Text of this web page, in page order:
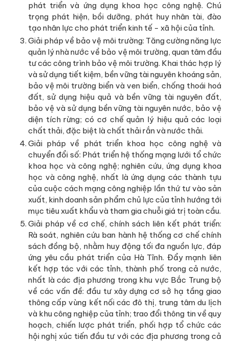
phát triển và ứng dụng khoa học công nghệ. Chú
trọng phát hiện, bồi dưỡng, phát huy nhân tài, đào
tạo nhân lực cho phát triển kinh tế - xã hội của tỉnh.
Giải pháp về bảo vệ môi trường: Tăng cường năng lực
quản lý nhà nước về bảo vệ môi trường, quan tâm đầu
tư các công trình bảo vệ môi trường. Khai thác hợp lý
và sử dụng tiết kiệm, bền vững tài nguyên khoáng sản,
bảo vệ môi trường biển và ven biển, chống thoái hoá
đất, sử dụng hiệu quả và bền vững tài nguyên đất,
bảo vệ và sử dụng bền vững tài nguyên nước, bảo vệ
diện tích rừng; có cơ chế quản lý hiệu quả các loại
chất thải, đặc biệt là chất thải rắn và nước thải.
Giải pháp về phát triển khoa học công nghệ và
chuyển đổi số: Phát triển hệ thống mạng lưới tổ chức
khoa học và công nghệ; nghiên cứu, ứng dụng khoa
học và công nghệ, nhất là ứng dụng các thành tựu
của cuộc cách mạng công nghiệp lần thứ tư vào sản
xuất, kinh doanh sản phẩm chủ lực của tỉnh hướng tới
mục tiêu xuất khẩu và tham gia chuỗi giá trị toàn cầu.
Giải pháp về cơ chế, chính sách liên kết phát triển:
Rà soát, nghiên cứu ban hành hệ thống cơ chế chính
sách đồng bộ, nhằm huy động tối đa nguồn lực, đáp
ứng yêu cầu phát triển của Hà Tĩnh. Đẩy mạnh liên
kết hợp tác với các tỉnh, thành phố trong cả nước,
nhất là các địa phương trong khu vực Bắc Trung bộ
về các vấn đề: đầu tư xây dựng cơ sở hạ tầng giao
thông cấp vùng kết nối các đô thị, trung tâm du lịch
và khu công nghiệp của tỉnh; trao đổi thông tin về quy
hoạch, chiến lược phát triển, phối hợp tổ chức các
hội nghị xúc tiến đầu tư với các địa phương trong cả